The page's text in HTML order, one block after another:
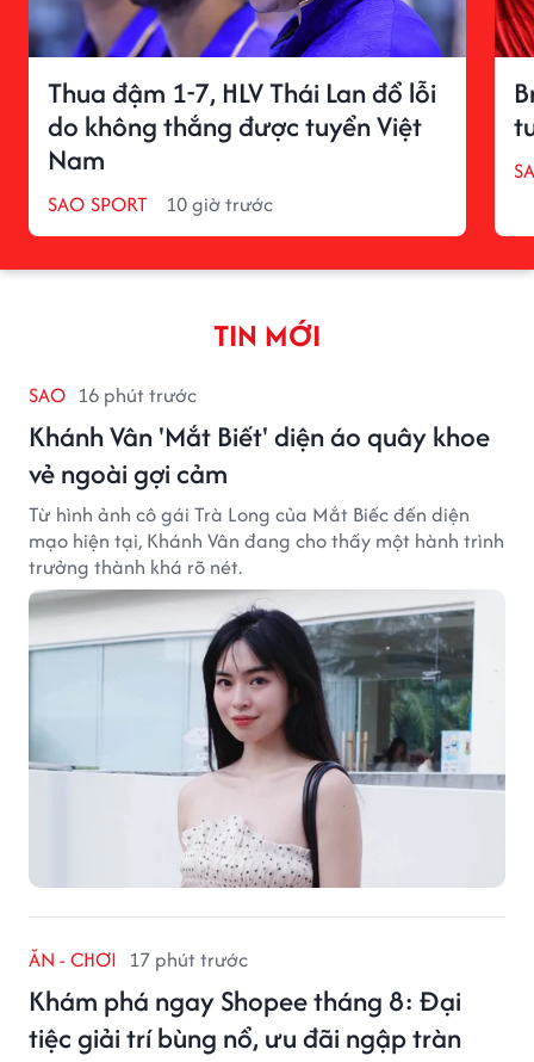
Thua đậm 1-7, HLV Thái Lan đổ lỗi
do không thắng được tuyển Việt
Nam
SAO SPORT 10 giờ trước
TIN MỚI
SAO 16 phút trước
Khánh Vân 'Mắt Biết' diện áo quây khoe
vẻ ngoài gợi cảm
Từ hình ảnh cô gái Trà Long của Mắt Biếc đến diện
mạo hiện tại, Khánh Vân đang cho thấy một hành trình
trưởng thành khá rõ nét.
ĂN - CHƠI 17 phút trước
Khám phá ngay Shopee tháng 8: Đại
tiệc giải trí bùng nổ, ưu đãi ngập tràn